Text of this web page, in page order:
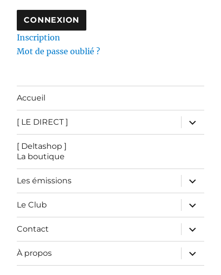
Inscription
Mot de passe oublié ?
Accueil
[ LE DIRECT ]
ouvrir
le
sous-
[ Deltashop ]
La boutique
Les émissions
ouvrir
le
sous-
menu
Le Club
ouvrir
le
sous-
menu
Contact
ouvrir
le
sous-
menu
À propos
ouvrir
le
sous-